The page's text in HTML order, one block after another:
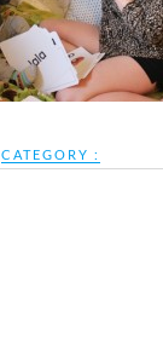
CATEGORY :